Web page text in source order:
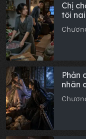
Chị
tôi
tôi
gà
vào
Phản
nhân